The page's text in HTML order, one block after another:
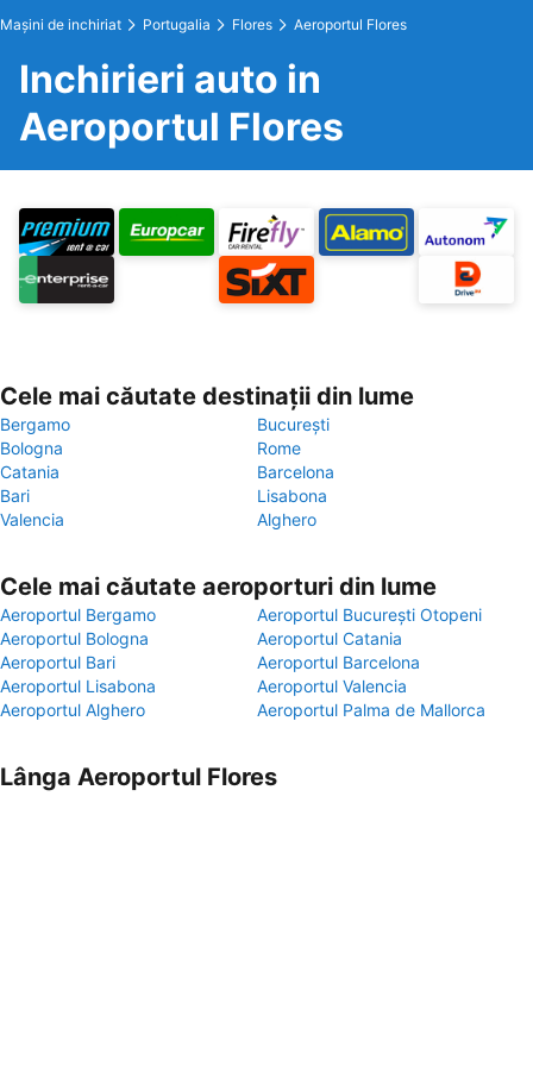
Maşini de inchiriat Portugalia Flores Aeroportul Flores
Inchirieri auto in
Aeroportul Flores
Cele mai căutate destinații din lume
Bergamo
București
Bologna
Rome
Catania
Barcelona
Bari
Lisabona
Valencia
Alghero
Cele mai căutate aeroporturi din lume
Aeroportul Bergamo
Aeroportul București Otopeni
Aeroportul Bologna
Aeroportul Catania
Aeroportul Bari
Aeroportul Barcelona
Aeroportul Lisabona
Aeroportul Valencia
Aeroportul Alghero
Aeroportul Palma de Mallorca
Lânga Aeroportul Flores